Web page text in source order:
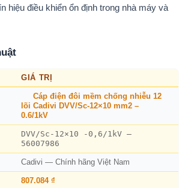
hiệu điều khiển ổn định trong nhà máy và
GIÁ TRỊ
Cáp điện đôi mềm chống nhiễu 12
lõi Cadivi DVV/Sc-12×10 mm2 –
0.6/1kV
DVV/Sc-12×10 -0,6/1kV –
56007986
Cadivi — Chính hãng Việt Nam
807.084 ₫